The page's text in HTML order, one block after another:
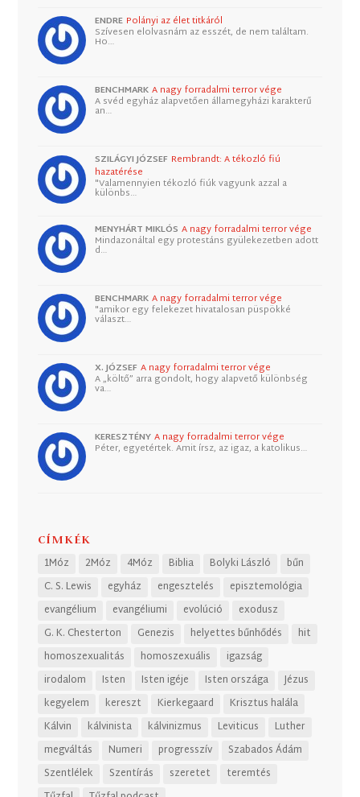
ENDRE Polányi az élet titkáról
Szívesen elolvasnám az esszét, de nem találtam.
Ho…
BENCHMARK A nagy forradalmi terror vége
A svéd egyház alapvetően államegyházi karakterű
an…
SZILÁGYI JÓZSEF Rembrandt: A tékozló fiú
hazatérése
"Valamennyien tékozló fiúk vagyunk azzal a
különbs…
MENYHÁRT MIKLÓS A nagy forradalmi terror vége
Mindazonáltal egy protestáns gyülekezetben adott
d…
BENCHMARK A nagy forradalmi terror vége
"amikor egy felekezet hivatalosan püspökké
választ…
X. JÓZSEF A nagy forradalmi terror vége
A „költő” arra gondolt, hogy alapvető különbség
va…
KERESZTÉNY A nagy forradalmi terror vége
Péter, egyetértek. Amit írsz, az igaz, a katolikus…
CÍMKÉK
1Móz 2Móz 4Móz Biblia Bolyki László
bűn
C. S. Lewis
egyház engesztelés
episztemológia
evangélium
evangéliumi evolúció
exodusz
G. K. Chesterton
Genezis helyettes bűnhődés
hit
homoszexualitás
homoszexuális
igazság
irodalom
Isten Isten igéje Isten országa
Jézus
kegyelem
kereszt Kierkegaard
Krisztus halála
Kálvin
kálvinista kálvinizmus Leviticus
Luther
megváltás
Numeri progresszív
Szabados Ádám
Szentlélek
Szentírás szeretet
teremtés